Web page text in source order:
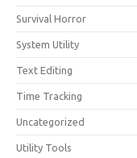
Survival Horror
System Utility
Text Editing
Time Tracking
Uncategorized
Utility Tools